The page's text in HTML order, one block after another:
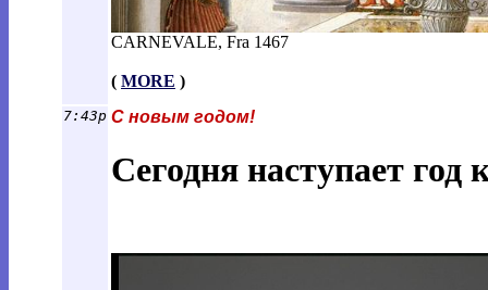
CARNEVALE, Fra 1467
( MORE )
7:43p С новым годом!
Сегодня наступает год